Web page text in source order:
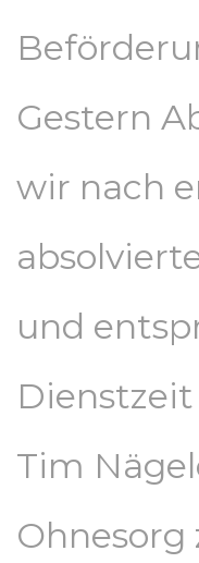
Gestern
wir nach
und
Tim
Ohnesorg